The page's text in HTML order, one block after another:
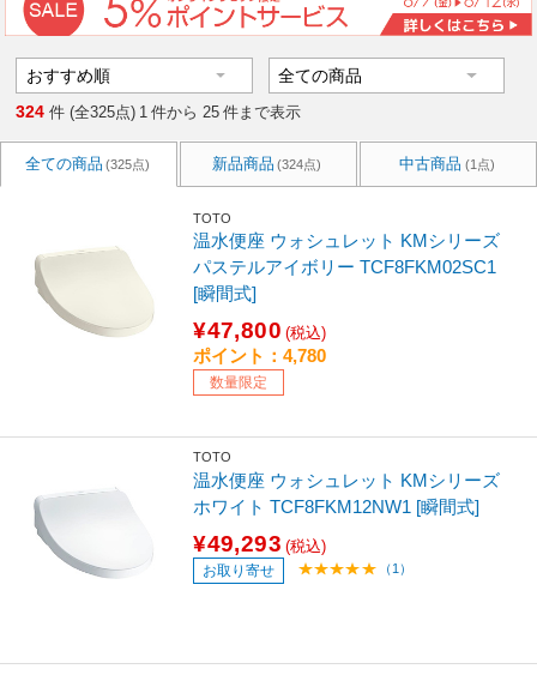
324 件 (全325点) 1 件から 25 件まで表示
全ての商品 (325点) 新品商品 (324点) 中古商品 (1点)
TOTO
温水便座 ウォシュレット KMシリーズ
パステルアイボリー TCF8FKM02SC1
[瞬間式]
¥47,800 (税込)
ポイント：4,780
数量限定
TOTO
温水便座 ウォシュレット KMシリーズ
ホワイト TCF8FKM12NW1 [瞬間式]
¥49,293 (税込)
お取り寄せ （1）